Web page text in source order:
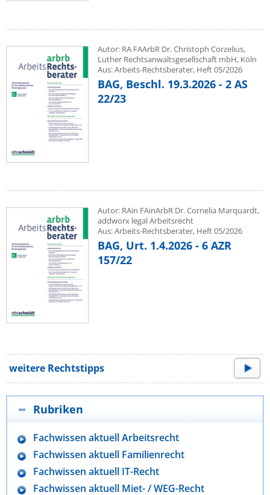
Autor: RA FAArbR Dr. Christoph Corzelius,
Luther Rechtsanwaltsgesellschaft mbH, Köln
Aus: Arbeits-Rechtsberater, Heft 05/2026
BAG, Beschl. 19.3.2026 - 2 AS
22/23
Autor: RAin FAinArbR Dr. Cornelia Marquardt,
addworx legal Arbeitsrecht
Aus: Arbeits-Rechtsberater, Heft 05/2026
BAG, Urt. 1.4.2026 - 6 AZR
157/22
weitere Rechtstipps
Rubriken
Fachwissen aktuell Arbeitsrecht
Fachwissen aktuell Familienrecht
Fachwissen aktuell IT-Recht
Fachwissen aktuell Miet- / WEG-Recht